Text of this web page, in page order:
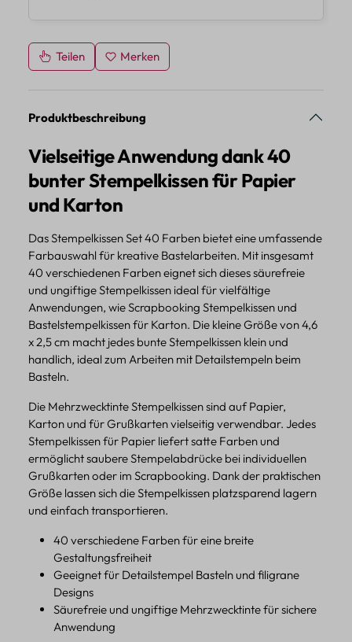
Teilen Merken
Produktbeschreibung
Vielseitige Anwendung dank 40
bunter Stempelkissen für Papier
und Karton
Das Stempelkissen Set 40 Farben bietet eine umfassende
Farbauswahl für kreative Bastelarbeiten. Mit insgesamt
40 verschiedenen Farben eignet sich dieses säurefreie
und ungiftige Stempelkissen ideal für vielfältige
Anwendungen, wie Scrapbooking Stempelkissen und
Bastelstempelkissen für Karton. Die kleine Größe von 4,6
x 2,5 cm macht jedes bunte Stempelkissen klein und
handlich, ideal zum Arbeiten mit Detailstempeln beim
Basteln.
Die Mehrzwecktinte Stempelkissen sind auf Papier,
Karton und für Grußkarten vielseitig verwendbar. Jedes
Stempelkissen für Papier liefert satte Farben und
ermöglicht saubere Stempelabdrücke bei individuellen
Grußkarten oder im Scrapbooking. Dank der praktischen
Größe lassen sich die Stempelkissen platzsparend lagern
und einfach transportieren.
40 verschiedene Farben für eine breite
Gestaltungsfreiheit
Geeignet für Detailstempel Basteln und filigrane
Designs
Säurefreie und ungiftige Mehrzwecktinte für sichere
Anwendung